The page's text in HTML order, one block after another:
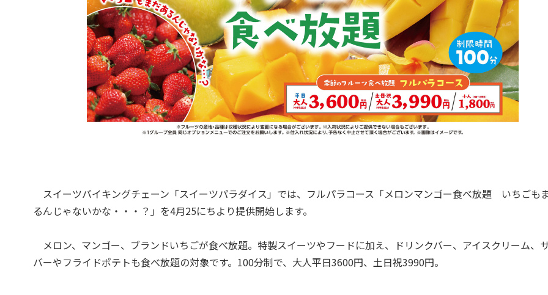
スイーツバイキングチェーン「スイーツパラダイス」では、フルパラコース「メロンマンゴー食べ放題 いちごも
るんじゃないかな・・・？」を4月25にちより提供開始します。
メロン、マンゴー、ブランドいちごが食べ放題。特製スイーツやフードに加え、ドリンクバー、アイスクリーム、
バーやフライドポテトも食べ放題の対象です。100分制で、大人平日3600円、土日祝3990円。